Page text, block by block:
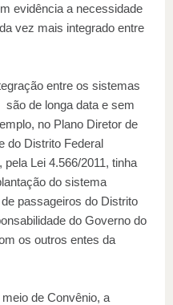
evidência a necessidade
vez mais integrado entre
entre os sistemas
de longa data e sem
no Plano Diretor de
do Distrito Federal
Lei 4.566/2011, tinha
do sistema
passageiros do Distrito
do Governo do
os outros entes da
de Convênio, a